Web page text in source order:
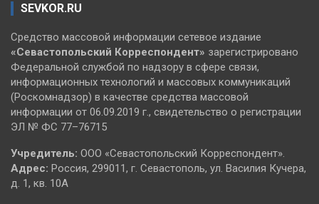
SEVKOR.RU
Средство массовой информации сетевое издание
«Севастопольский Корреспондент» зарегистрировано
Федеральной службой по надзору в сфере связи,
информационных технологий и массовых коммуникаций
(Роскомнадзор) в качестве средства массовой
информации от 06.09.2019 г., свидетельство о регистрации
ЭЛ № ФС 77–76715
Учредитель: ООО «Севастопольский Корреспондент».
Адрес: Россия, 299011, г. Севастополь, ул. Василия Кучера,
д. 1, кв. 10А